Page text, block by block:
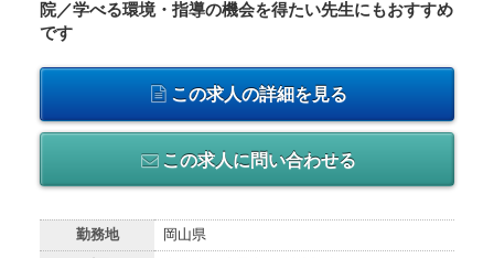
院／学べる環境・指導の機会を得たい先生にもおすすめ
です
この求人の詳細を見る
この求人に問い合わせる
勤務地 岡山県